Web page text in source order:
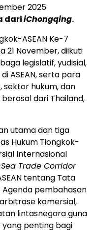
2025
dariiChongqing.
ASEAN Ke-7
21 November, diikuti
legislatif, yudisial,
ASEAN, serta para
sektor hukum, dan
berasal dari Thailand,
utama dan tiga
Hukum Tiongkok-
Internasional
Trade Corridor
tentang Tata
Agenda pembahasan
komersial,
lintasnegara guna
penting bagi